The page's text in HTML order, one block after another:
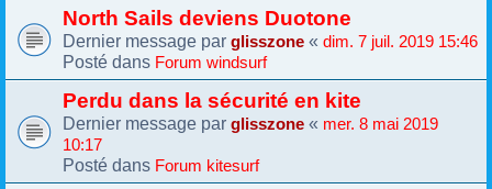
North Sails deviens Duotone
Dernier message par glisszone « dim. 7 juil. 2019 15:46
Posté dans Forum windsurf
Perdu dans la sécurité en kite
Dernier message par glisszone « mer. 8 mai 2019
10:17
Posté dans Forum kitesurf